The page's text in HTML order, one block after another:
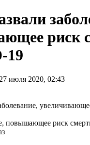
риск
19
июля 2020, 02:43
повышающее риск